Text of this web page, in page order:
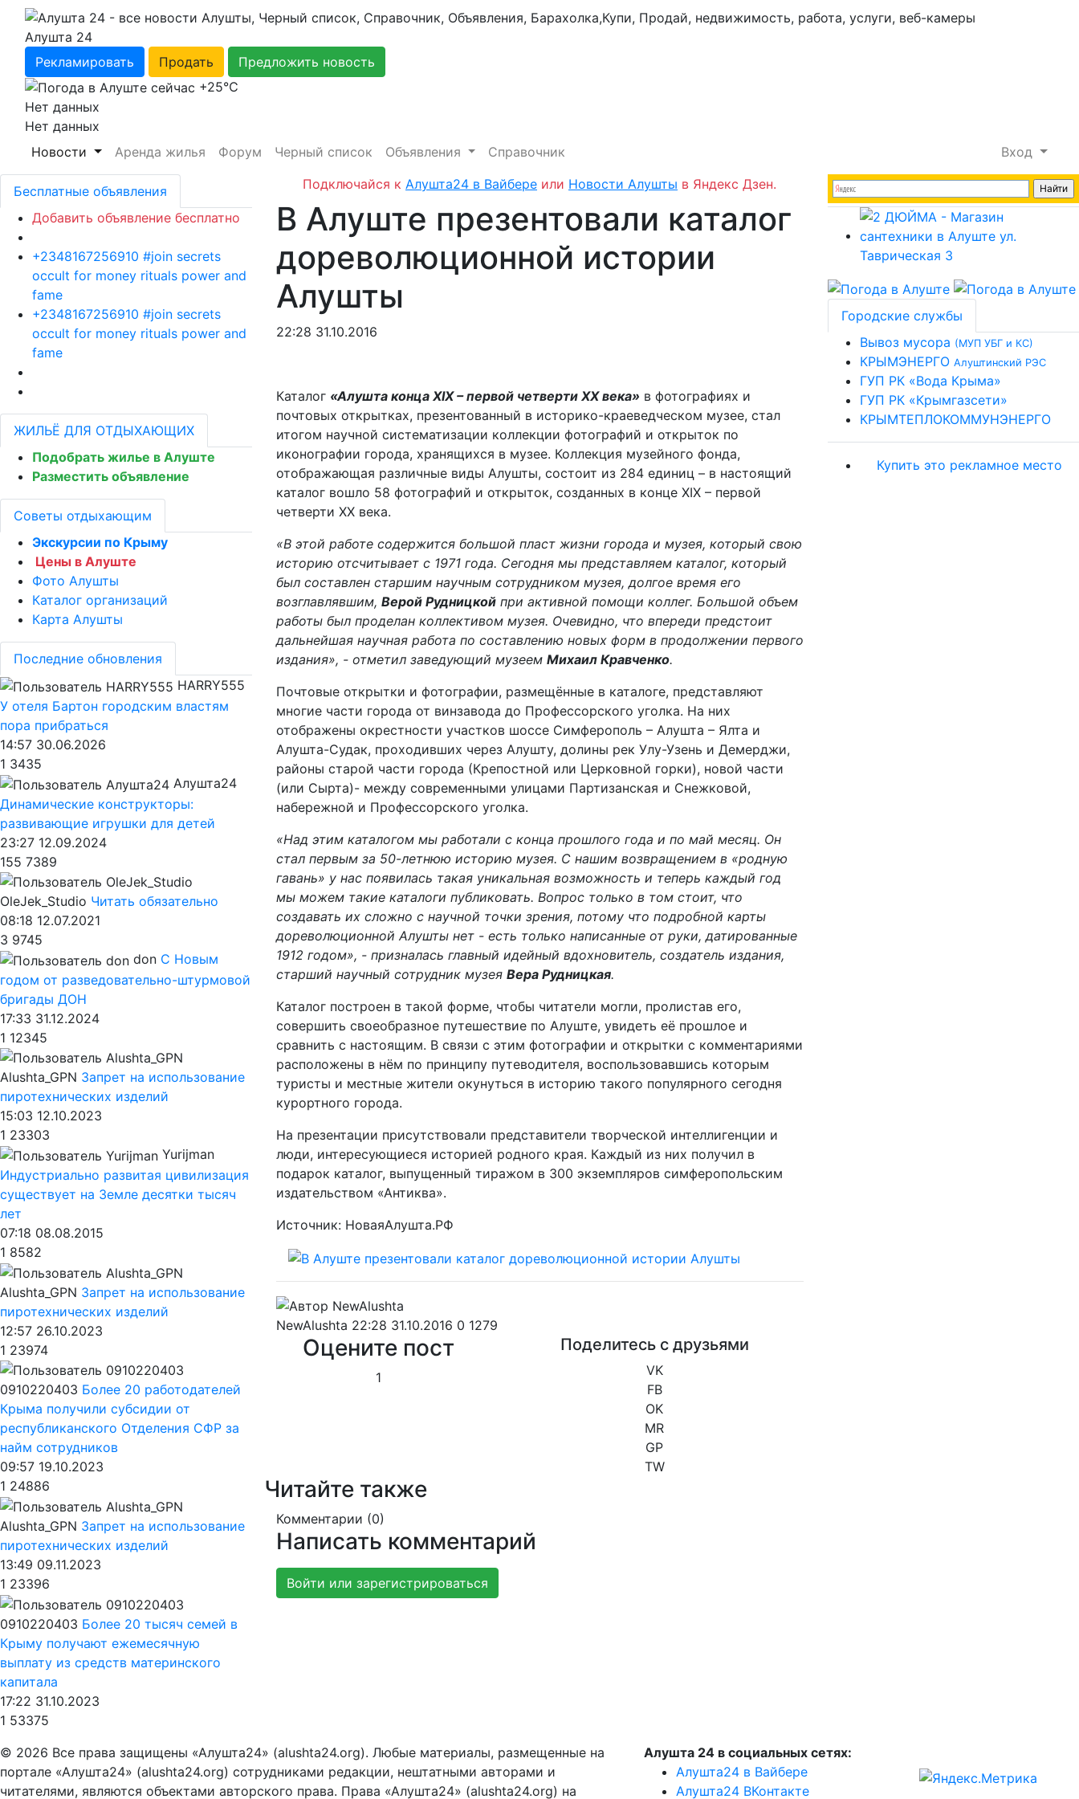
Алушта 24
Рекламировать
Продать
Предложить новость
+25℃
Нет данных
Нет данных
Новости
Аренда жилья Форум Черный список Объявления Справочник
Вход
Подключайся к Алушта24 в Вайбере или Новости Алушты в Яндекс Дзен.
В Алуште презентовали каталог
дореволюционной истории
Алушты
22:28 31.10.2016
Каталог «Алушта конца XIX – первой четверти XX века» в фотографиях и
почтовых открытках, презентованный в историко-краеведческом музее, стал
итогом научной систематизации коллекции фотографий и открыток по
иконографии города, хранящихся в музее. Коллекция музейного фонда,
отображающая различные виды Алушты, состоит из 284 единиц – в настоящий
каталог вошло 58 фотографий и открыток, созданных в конце XIX – первой
четверти XX века.
«В этой работе содержится большой пласт жизни города и музея, который свою
историю отсчитывает с 1971 года. Сегодня мы представляем каталог, который
был составлен старшим научным сотрудникоммузея, долгое время его
возглавлявшим, Верой Рудницкойпри активной помощи коллег. Большой объем
работы был проделан коллективом музея. Очевидно, что впереди предстоит
дальнейшая научная работа по составлению новых форм в продолжении первого
издания», - отметил заведующий музеем Михаил Кравченко.
Почтовые открытки и фотографии, размещённые в каталоге, представляют
многие части города от винзавода до Профессорского уголка. На них
отображены окрестности участков шоссе Симферополь – Алушта – Ялта и
Алушта-Судак, проходивших через Алушту, долины рек Улу-Узень и Демерджи,
районы старой части города (Крепостной или Церковной горки), новой части
(или Сырта)- между современными улицами Партизанская и Снежковой,
набережной и Профессорского уголка.
«Над этим каталогом мы работали с конца прошлого года и по май месяц. Он
стал первым за 50-летнюю историю музея. С нашим возвращением в «родную
гавань» у нас появилась такая уникальная возможность и теперь каждый год
мы можем такие каталоги публиковать. Вопрос только в том стоит, что
создавать их сложно с научной точки зрения, потому что подробной карты
дореволюционной Алушты нет - есть только написанные от руки, датированные
1912 годом», - призналась главный идейный вдохновитель, создатель издания,
старший научный сотрудник музея Вера Рудницкая.
Каталог построен в такой форме, чтобы читатели могли, пролистав его,
совершить своеобразное путешествие по Алуште, увидеть её прошлое и
сравнить с настоящим. В связи с этим фотографии и открытки с комментариями
расположены в нём по принципу путеводителя, воспользовавшись которым
туристы и местные жители окунуться в историю такого популярного сегодня
курортного города.
На презентации присутствовали представители творческой интеллигенции и
люди, интересующиеся историей родного края. Каждый из них получил в
подарок каталог, выпущенный тиражом в 300 экземпляров симферопольским
издательством «Антиква».
Источник: НоваяАлушта.РФ
NewAlushta 22:28 31.10.2016 0 1279
Оцените пост
1
Поделитесь с друзьями
VK
FB
OK
MR
GP
TW
Читайте также
Комментарии (0)
Написать комментарий
Войти или зарегистрироваться
Бесплатные объявления
Добавить объявление бесплатно
+2348167256910 #join secrets
occult for money rituals power and
fame
+2348167256910 #join secrets
occult for money rituals power and
fame
ЖИЛЬЁ ДЛЯ ОТДЫХАЮЩИХ
Подобрать жилье в Алуште
Разместить объявление
Советы отдыхающим
Экскурсии по Крыму
Цены в Алуште
Фото Алушты
Каталог организаций
Карта Алушты
Последние обновления
HARRY555
У отеля Бартон городским властям
пора прибраться
14:57 30.06.2026
1 3435
Алушта24
Динамические конструкторы:
развивающие игрушки для детей
23:27 12.09.2024
155 7389
OleJek_Studio Читать обязательно
08:18 12.07.2021
3 9745
don С Новым
годом от разведовательно-штурмовой
бригады ДОН
17:33 31.12.2024
1 12345
Alushta_GPN Запрет на использование
пиротехнических изделий
15:03 12.10.2023
1 23303
Yurijman
Индустриально развитая цивилизация
существует на Земле десятки тысяч
лет
07:18 08.08.2015
1 8582
Alushta_GPN Запрет на использование
пиротехнических изделий
12:57 26.10.2023
1 23974
0910220403 Более 20 работодателей
Крыма получили субсидии от
республиканского Отделения СФР за
найм сотрудников
09:57 19.10.2023
1 24886
Alushta_GPN Запрет на использование
пиротехнических изделий
13:49 09.11.2023
1 23396
0910220403 Более 20 тысяч семей в
Крыму получают ежемесячную
выплату из средств материнского
капитала
17:22 31.10.2023
1 53375
Городские службы
Вывоз мусора (МУП УБГ и КС)
КРЫМЭНЕРГО Алуштинский РЭС
ГУП РК «Вода Крыма»
ГУП РК «Крымгазсети»
КРЫМТЕПЛОКОММУНЭНЕРГО
Купить это рекламное место
© 2026 Все права защищены «Алушта24» (alushta24.org). Любые материалы, размещенные на
портале «Алушта24» (alushta24.org) сотрудниками редакции, нештатными авторами и
читателями, являются объектами авторского права. Права «Алушта24» (alushta24.org) на
Алушта 24 в социальных сетях:
Алушта24 в Вайбере
Алушта24 ВКонтакте